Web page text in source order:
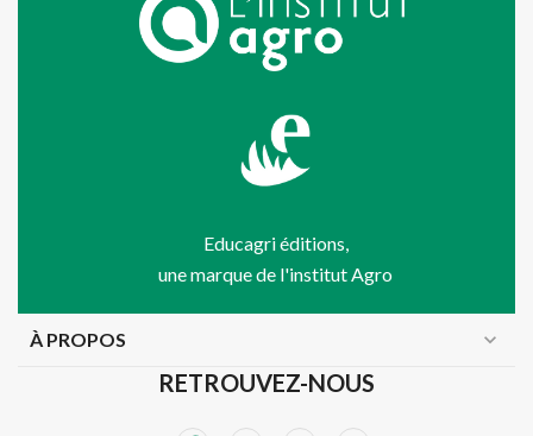
Educagri éditions,
une marque de l'institut Agro
À PROPOS expand_more
RETROUVEZ-NOUS